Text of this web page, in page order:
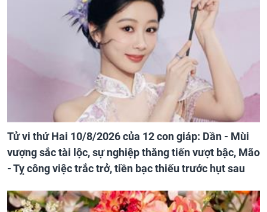
Tử vi thứ Hai 10/8/2026 của 12 con giáp: Dần - Mùi
vượng sắc tài lộc, sự nghiệp thăng tiến vượt bậc, Mão
- Tỵ công việc trắc trở, tiền bạc thiếu trước hụt sau